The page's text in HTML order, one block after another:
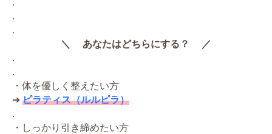
.
.
.
＼ あなたはどちらにする？ ／
.
.
・体を優しく整えたい方
➔ ピラティス（ルルピラ）
.
・しっかり引き締めたい方